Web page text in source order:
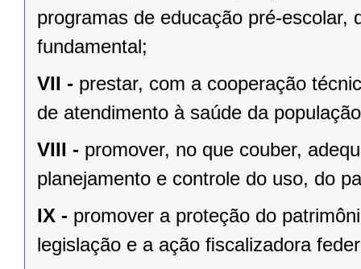
programas de educação pré-escolar,
fundamental;
VII - prestar, com a cooperação
de atendimento à saúde da
VIII - promover, no que couber,
planejamento e controle do uso, do
IX - promover a proteção do
legislação e a ação ﬁscalizadora